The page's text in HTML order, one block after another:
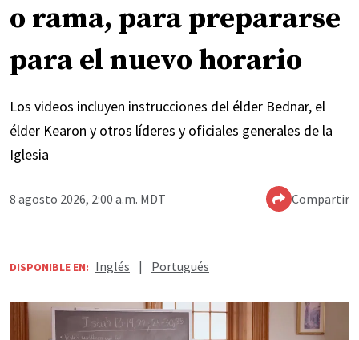
o rama, para prepararse
para el nuevo horario
Los videos incluyen instrucciones del élder Bednar, el
élder Kearon y otros líderes y oficiales generales de la
Iglesia
8 agosto 2026, 2:00 a.m. MDT Compartir
DISPONIBLE EN: Inglés | Portugués